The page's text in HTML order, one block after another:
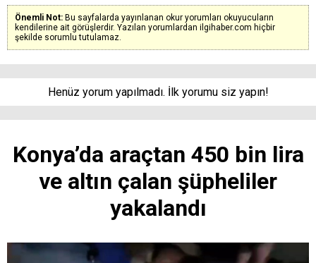
Önemli Not: Bu sayfalarda yayınlanan okur yorumları okuyucuların
kendilerine ait görüşlerdir. Yazılan yorumlardan ilgihaber.com hiçbir
şekilde sorumlu tutulamaz.
Henüz yorum yapılmadı. İlk yorumu siz yapın!
Konya’da araçtan 450 bin lira
ve altın çalan şüpheliler
yakalandı